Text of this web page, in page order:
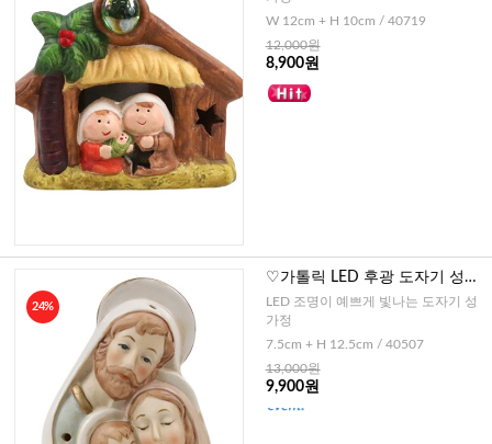
W 12cm + H 10cm / 40719
12,000원
8,900원
24%
♡가톨릭 LED 후광 도자기 성가
정
LED 조명이 예쁘게 빛나는 도자기 성
가정
7.5cm + H 12.5cm / 40507
13,000원
9,900원